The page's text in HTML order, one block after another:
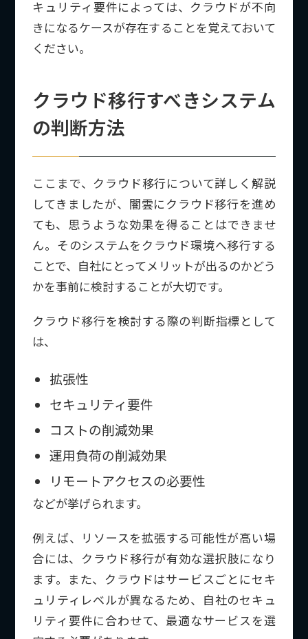
キュリティ要件によっては、クラウドが不向
きになるケースが存在することを覚えておいて
ください。
クラウド移行すべきシステム
の判断方法
ここまで、クラウド移行について詳しく解説
してきましたが、闇雲にクラウド移行を進め
ても、思うような効果を得ることはできませ
ん。そのシステムをクラウド環境へ移行する
ことで、自社にとってメリットが出るのかどう
かを事前に検討することが大切です。
クラウド移行を検討する際の判断指標として
は、
拡張性
セキュリティ要件
コストの削減効果
運用負荷の削減効果
リモートアクセスの必要性
などが挙げられます。
例えば、リソースを拡張する可能性が高い場
合には、クラウド移行が有効な選択肢になり
ます。また、クラウドはサービスごとにセキ
ュリティレベルが異なるため、自社のセキュ
リティ要件に合わせて、最適なサービスを選